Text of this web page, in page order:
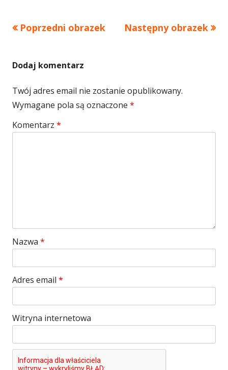
Poprzedni obrazek Następny obrazek
Dodaj komentarz
Twój adres email nie zostanie opublikowany.
Wymagane pola są oznaczone *
Komentarz *
Nazwa *
Adres email *
Witryna internetowa